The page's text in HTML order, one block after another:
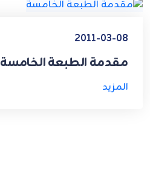
2011-03-08
مقدمة الطبعة الخامسة
المزيد